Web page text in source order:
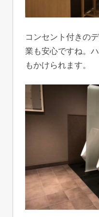
コンセント付きの
業も安心ですね。
もかけられます。